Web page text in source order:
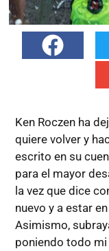
Ken Roczen ha
quiere volver y
escrito en su
para el mayor
la vez que dice
nuevo y a estar
Asimismo,
poniendo todo mi